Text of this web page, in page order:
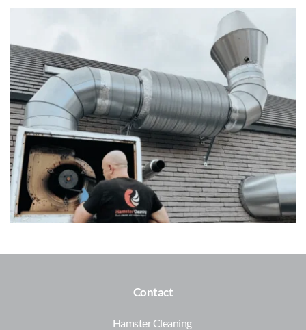
worden onderhouden. Dit omvat het vervangen van filters, het
schoonmaken van onderdelen en het controleren op slijtage of
defecten.
Contact
Hamster Cleaning